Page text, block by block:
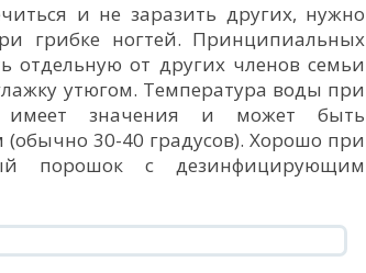
и не заразить других, нужно
грибке ногтей. Принципиальных
отдельную от других членов семьи
утюгом. Температура воды при
значения и может быть
30-40 градусов). Хорошо при
порошок с дезинфицирующим